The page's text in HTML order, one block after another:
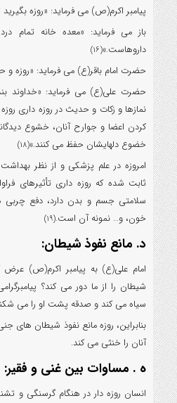
پیامبر اکرم(ص) می فرماید: «روزه بگیرید
باز می فرماید: «معده خانه تمام
داروهاست.»(16)
حضرت امام باقر(ع) می فرماید: «روزه
حضرت علی(ع) می فرماید: «خداوند
نمازها و زکات و حدیث در روزه داری
کردن اعضا و جوارح آنان، خشوع
خضوع دلهایشان حفظ می کنند.»(18)
امروزه در علم پزشکی و از نظر
ثابت شده که روزه داری تأثیرهای
سلامتی جسم و بدن دارد، دفع چربی
خون، و… نمونه آن است.(19)
د. مانع نفوذ شیطان:
امام علی(ع) به پیامبر اکرم(ص) عرض
شیطان را از ما دور می کند؟
سیاه می کند و صدقه پشت او را می
بنابراین، روزه مانع نفوذ شیطان
آنان را خنثی می کند.
ه . مساوات بین غنی و فقیر:
انسان روزه دار در هنگام گرسنگی و